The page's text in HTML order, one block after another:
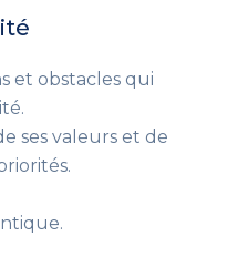
et obstacles qui
ses valeurs et de